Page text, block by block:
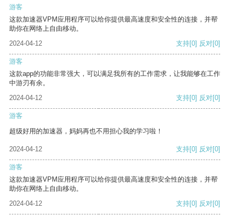
游客
这款加速器VPM应用程序可以给你提供最高速度和安全性的连接，并帮
助你在网络上自由移动。
2024-04-12
支持[0] 反对[0]
游客
这款app的功能非常强大，可以满足我所有的工作需求，让我能够在工作
中游刃有余。
2024-04-12
支持[0] 反对[0]
游客
超级好用的加速器，妈妈再也不用担心我的学习啦！
2024-04-12 支持[0] 反对[0]
游客
这款加速器VPM应用程序可以给你提供最高速度和安全性的连接，并帮
助你在网络上自由移动。
2024-04-12
支持[0] 反对[0]